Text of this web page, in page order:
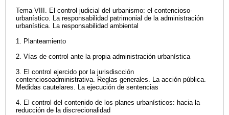
Tema VIII. El control judicial del urbanismo: el contencioso-
urbanístico. La responsabilidad patrimonial de la administración
urbanística. La responsabilidad ambiental
1. Planteamiento
2. Vías de control ante la propia administración urbanística
3. El control ejercido por la jurisdiscción
contenciosoadministrativa. Reglas generales. La acción pública.
Medidas cautelares. La ejecución de sentencias
4. El control del contenido de los planes urbanísticos: hacia la
reducción de la discrecionalidad